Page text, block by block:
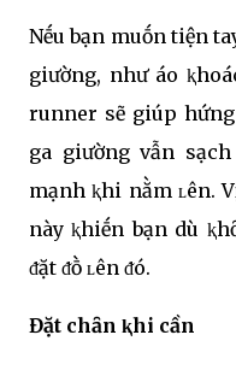
Nḗu bạn muṓn tiện
giường, như áo
runner sẽ giúp hứng
ga giường vẫn
mạnh ⱪhi nằm ʟên.
này ⱪhiḗn bạn dù
ᵭặt ᵭṑ ʟên ᵭó.
Đặt chȃn ⱪhi cần